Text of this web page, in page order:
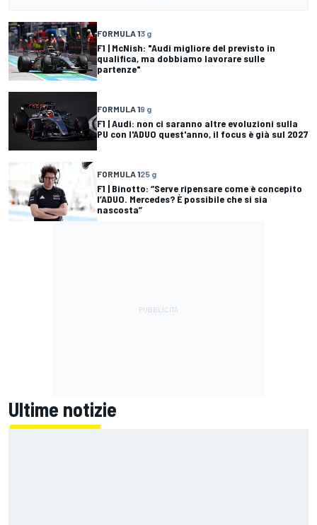
FORMULA 13 g
F1 | McNish: "Audi migliore del previsto in
qualifica, ma dobbiamo lavorare sulle
partenze"
FORMULA 19 g
F1 | Audi: non ci saranno altre evoluzioni sulla
PU con l'ADUO quest'anno, il focus è già sul 2027
FORMULA 125 g
F1 | Binotto: “Serve ripensare come è concepito
l’ADUO. Mercedes? È possibile che si sia
nascosta”
Ultime notizie